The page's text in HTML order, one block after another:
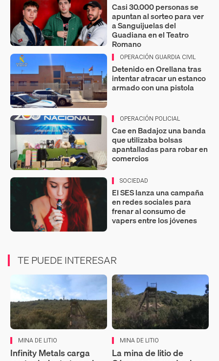
Casi 30.000 personas se
apuntan al sorteo para ver
a Sanguijuelas del
Guadiana en el Teatro
Romano
OPERACIÓN GUARDIA CIVIL
Detenido en Orellana tras
intentar atracar un estanco
armado con una pistola
OPERACIÓN POLICIAL
Cae en Badajoz una banda
que utilizaba bolsas
apantalladas para robar en
comercios
SOCIEDAD
El SES lanza una campaña
en redes sociales para
frenar al consumo de
vapers entre los jóvenes
TE PUEDE INTERESAR
MINA DE LITIO
Infinity Metals carga
MINA DE LITIO
La mina de litio de